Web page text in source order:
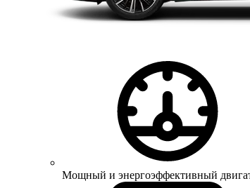
Мощный и энергоэффективный